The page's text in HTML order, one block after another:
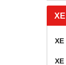
XE
XE